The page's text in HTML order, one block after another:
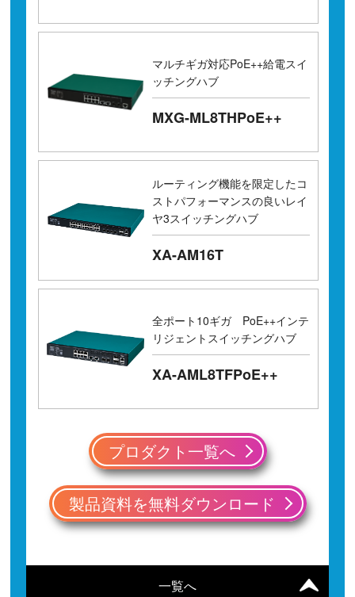
一覧へ
マルチギガ対応PoE++給電スイ
ッチングハブ
MXG-ML8THPoE++
ルーティング機能を限定したコ
ストパフォーマンスの良いレイ
ヤ3スイッチングハブ
XA-AM16T
全ポート10ギガ PoE++インテ
リジェントスイッチングハブ
XA-AML8TFPoE++
プロダクト一覧へ
製品資料を無料ダウンロード